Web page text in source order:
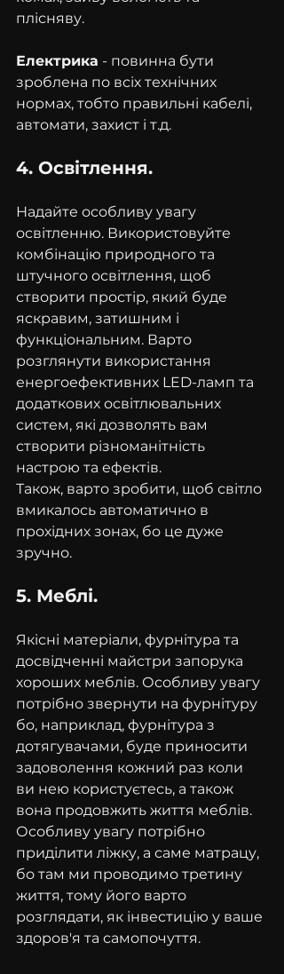
плісняву.
Електрика - повинна бути
зроблена по всіх технічних
нормах, тобто правильні кабелі,
автомати, захист і т.д.
4. Освітлення.
Надайте особливу увагу
освітленню. Використовуйте
комбінацію природного та
штучного освітлення, щоб
створити простір, який буде
яскравим, затишним і
функціональним. Варто
розглянути використання
енергоефективних LED-ламп та
додаткових освітлювальних
систем, які дозволять вам
створити різноманітність
настрою та ефектів.
Також, варто зробити, щоб світло
вмикалось автоматично в
прохідних зонах, бо це дуже
зручно.
5. Меблі.
Якісні матеріали, фурнітура та
досвідченні майстри запорука
хороших меблів. Особливу увагу
потрібно звернути на фурнітуру
бо, наприклад, фурнітура з
дотягувачами, буде приносити
задоволення кожний раз коли
ви нею користуєтесь, а також
вона продовжить життя меблів.
Особливу увагу потрібно
приділити ліжку, а саме матрацу,
бо там ми проводимо третину
життя, тому його варто
розглядати, як інвестицію у ваше
здоров'я та самопочуття.